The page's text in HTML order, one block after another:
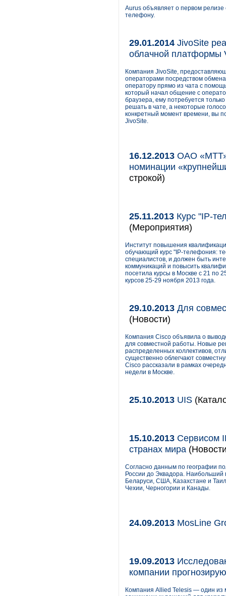
Aurus объявляет о первом
телефону.
29.01.2014 JivoSite
облачной платформы
Компания JivoSite,
операторами посредством
оператору прямо из чата с
который начал общение с
браузера, ему потребуется
решать в чате, а некоторые
конкретный момент времени, вы
JivoSite.
16.12.2013 ОАО «МТТ»
номинации
строкой)
25.11.2013 Курс "IP-
(Мероприятия)
Институт повышения
обучающий курс "IP-телефония:
специалистов, и должен быть
коммуникаций и повысить
посетила курсы в Москве с 21 по
курсов 25-29 ноября 2013 года.
29.10.2013 Для
(Новости)
Компания Cisco объявила о
для совместной работы. Новые
распределенных коллективов,
существенно облегчают
Cisco рассказали в рамках
недели в Москве.
25.10.2013 UIS
15.10.2013 Сервисом
странах мира
Согласно данным по географии
России до Эквадора. Наибольший
Беларуси, США, Казахстане и
Чехии, Черногории и Канады.
24.09.2013 MosLine
19.09.2013
компании
Компания Allied Telesis — один из